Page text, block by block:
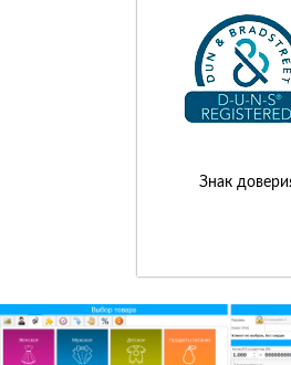
Знак